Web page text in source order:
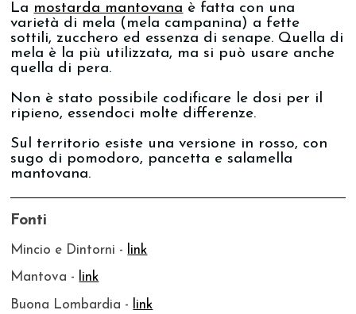
La mostarda mantovana è fatta con una
varietà di mela (mela campanina) a fette
sottili, zucchero ed essenza di senape. Quella di
mela è la più utilizzata, ma si può usare anche
quella di pera.
Non è stato possibile codificare le dosi per il
ripieno, essendoci molte differenze.
Sul territorio esiste una versione in rosso, con
sugo di pomodoro, pancetta e salamella
mantovana.
Fonti
Mincio e Dintorni - link
Mantova - link
Buona Lombardia - link